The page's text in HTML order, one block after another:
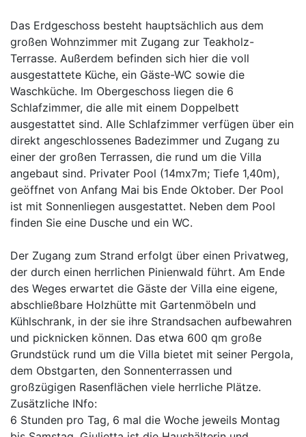
Das Erdgeschoss besteht hauptsächlich aus dem
großen Wohnzimmer mit Zugang zur Teakholz-
Terrasse. Außerdem befinden sich hier die voll
ausgestattete Küche, ein Gäste-WC sowie die
Waschküche. Im Obergeschoss liegen die 6
Schlafzimmer, die alle mit einem Doppelbett
ausgestattet sind. Alle Schlafzimmer verfügen über ein
direkt angeschlossenes Badezimmer und Zugang zu
einer der großen Terrassen, die rund um die Villa
angebaut sind. Privater Pool (14mx7m; Tiefe 1,40m),
geöffnet von Anfang Mai bis Ende Oktober. Der Pool
ist mit Sonnenliegen ausgestattet. Neben dem Pool
finden Sie eine Dusche und ein WC.
Der Zugang zum Strand erfolgt über einen Privatweg,
der durch einen herrlichen Pinienwald führt. Am Ende
des Weges erwartet die Gäste der Villa eine eigene,
abschließbare Holzhütte mit Gartenmöbeln und
Kühlschrank, in der sie ihre Strandsachen aufbewahren
und picknicken können. Das etwa 600 qm große
Grundstück rund um die Villa bietet mit seiner Pergola,
dem Obstgarten, den Sonnenterrassen und
großzügigen Rasenflächen viele herrliche Plätze.
Zusätzliche INfo:
6 Stunden pro Tag, 6 mal die Woche jeweils Montag